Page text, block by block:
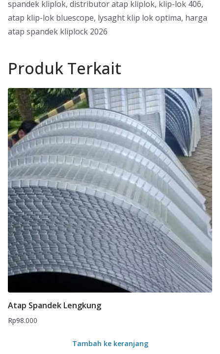
spandek kliplok, distributor atap kliplok, klip-lok 406,
atap klip-lok bluescope, lysaght klip lok optima, harga
atap spandek kliplock 2026
Produk Terkait
Atap Spandek Lengkung
Rp98.000
Tambah ke keranjang